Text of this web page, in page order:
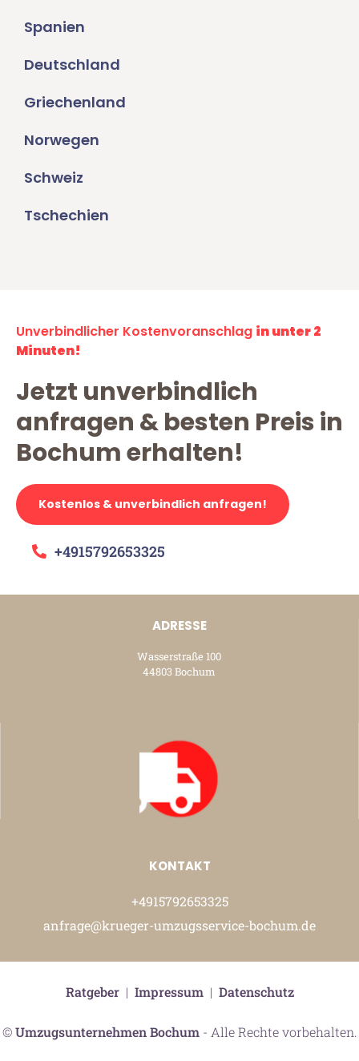
Spanien
Deutschland
Griechenland
Norwegen
Schweiz
Tschechien
Unverbindlicher Kostenvoranschlag in unter 2
Minuten!
Jetzt unverbindlich
anfragen & besten Preis in
Bochum erhalten!
Kostenlos & unverbindlich anfragen!
+4915792653325
ADRESSE
Wasserstraße 100
44803 Bochum
KONTAKT
+4915792653325
anfrage@krueger-umzugsservice-bochum.de
©Umzugsunternehmen Bochum- Alle Rechte vorbehalten.
Ratgeber| Impressum| Datenschutz